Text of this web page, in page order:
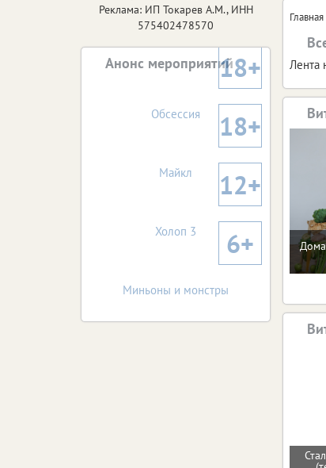
Главная
Лента
Реклама: ИП Токарев А.М., ИНН
575402478570
Анонс мероприятий18+
Обсессия 18+
Майкл 12+
Холоп 3 6+
Миньоны и монстры